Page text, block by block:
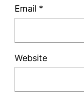
Email *
Website